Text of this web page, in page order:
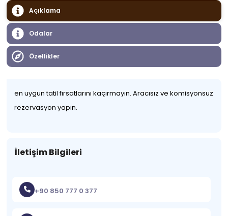
Açıklama
Odalar
Özellikler
en uygun tatil fırsatlarını kaçırmayın. Aracısız ve komisyonsuz
rezervasyon yapın.
İletişim Bilgileri
+90 850 777 0 377